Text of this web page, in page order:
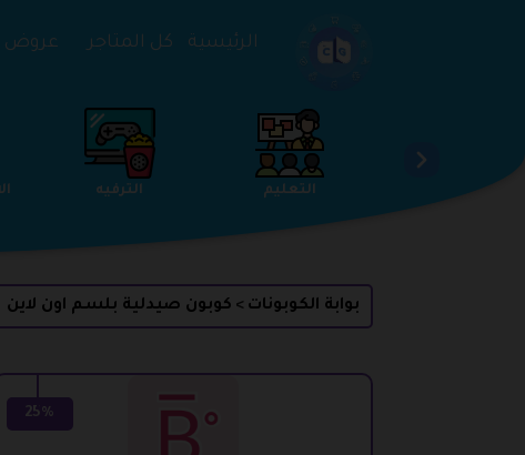
الرئيسية كل المتاجر عروض
التعليم الجمال والعناية الخدمات
بوابة الكوبونات > كوبون صيدلية بلسم اون لاين
25%